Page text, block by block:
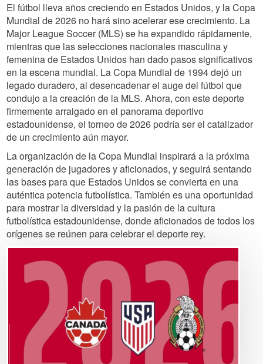
El fútbol lleva años creciendo en Estados Unidos, y la Copa
Mundial de 2026 no hará sino acelerar ese crecimiento. La
Major League Soccer (MLS) se ha expandido rápidamente,
mientras que las selecciones nacionales masculina y
femenina de Estados Unidos han dado pasos significativos
en la escena mundial. La Copa Mundial de 1994 dejó un
legado duradero, al desencadenar el auge del fútbol que
condujo a la creación de la MLS. Ahora, con este deporte
firmemente arraigado en el panorama deportivo
estadounidense, el torneo de 2026 podría ser el catalizador
de un crecimiento aún mayor.
La organización de la Copa Mundial inspirará a la próxima
generación de jugadores y aficionados, y seguirá sentando
las bases para que Estados Unidos se convierta en una
auténtica potencia futbolística. También es una oportunidad
para mostrar la diversidad y la pasión de la cultura
futbolística estadounidense, donde aficionados de todos los
orígenes se reúnen para celebrar el deporte rey.
Image